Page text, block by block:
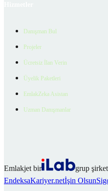
Danışman Bul
Projeler
Ücretsiz İlan Verin
Üyelik Paketleri
EmlakZeka Asistan
Uzman Danışmanlar
Emlakjet bir
grup
EndeksaKariyer.netİşin Olsun